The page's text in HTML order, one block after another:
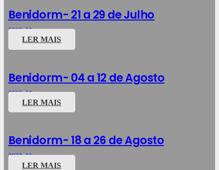
Benidorm- 21 a 29 de Julho
2023,Viagens
LER MAIS
Benidorm- 04 a 12 de Agosto
2023,Viagens
LER MAIS
Benidorm- 18 a 26 de Agosto
2023,Viagens
LER MAIS